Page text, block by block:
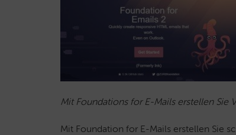
Mit Foundations for E-Mails erstellen Sie
Mit Foundation for E-Mails erstellen Sie